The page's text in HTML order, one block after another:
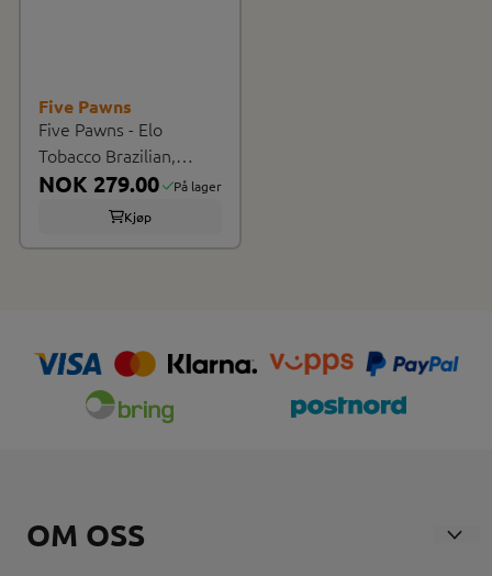
Five Pawns
Five Pawns - Elo
Tobacco Brazilian,
Ejuice ...
NOK 279.00
På lager
Kjøp
OM OSS